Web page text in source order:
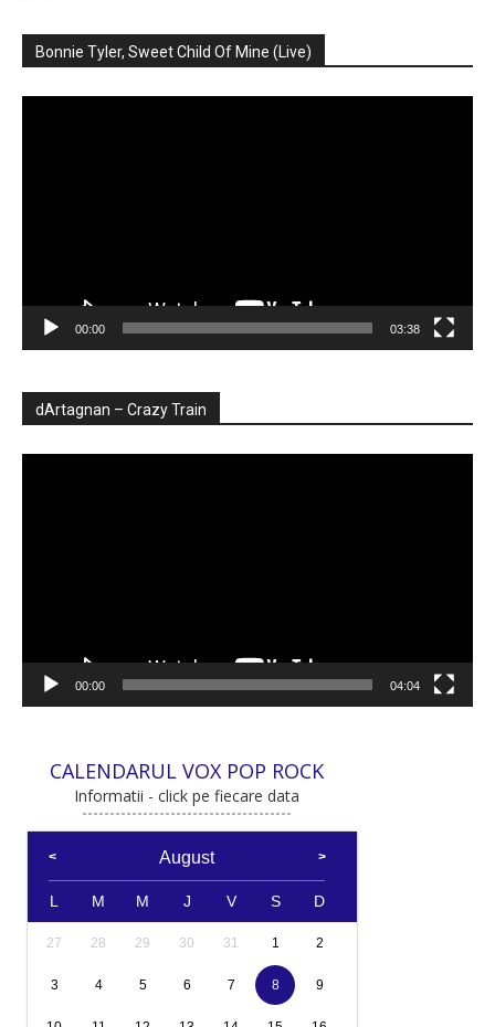
Bonnie Tyler, Sweet Child Of Mine (Live)
00:00 03:38
dArtagnan – Crazy Train
00:00 04:04
CALENDARUL VOX POP ROCK
Informatii - click pe fiecare data
August
L M M J V S D
27 28 29 30 31 1 2
3 4 5 6 7 8 9